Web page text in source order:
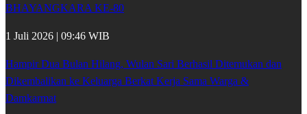
BHAYANGKARA KE-80
1 Juli 2026 | 09:46 WIB
Hampir Dua Bulan Hilang, Wulan Sari Berhasil Ditemukan dan
Dikembalikan ke Keluarga Berkat Kerja Sama Warga &
Damkarmat